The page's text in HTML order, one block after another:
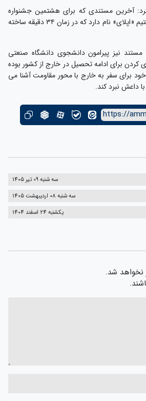
آخرین مستندی که برای هشتمین جشنواره
مردمی فیلم عمار درنظر گرفتیم «اپلای» نام دارد که در زمان ۳۴ دقیقه ساخته
مستند نیز پیرامون دانشجوی دانشگاه صنعتی
برای ادامه تحصیل در خارج از کشور بوده
برای سفر به خارج با محور مقاومت آشنا می
داعش نبرد کند.
https://
سه شنبه 09 تیر 1405
سه شنبه 08 اردیبهشت 1405
یکشنبه 24 اسفند 1404
نخواهد شد.